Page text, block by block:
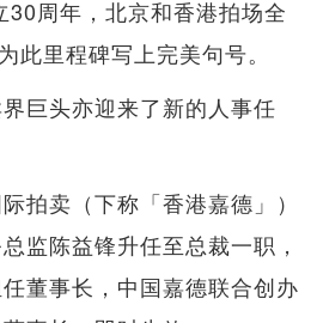
周年，北京和香港拍场全
此里程碑写上完美句号。
巨头亦迎来了新的人事任
拍卖（下称「香港嘉德」）
监陈益锋升任至总裁一职，
董事长，中国嘉德联合创办